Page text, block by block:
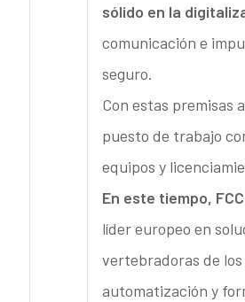
sólido en la
comunicación e
seguro.
Con estas premisas
puesto de trabajo
equipos y
En este tiempo,
líder europeo en
vertebradoras de
automatización y